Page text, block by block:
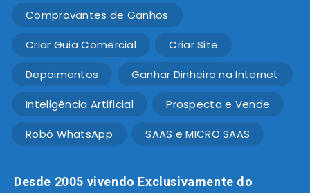
Comprovantes de Ganhos
Criar Guia Comercial Criar Site
Depoimentos Ganhar Dinheiro na Internet
Inteligência Artificial Prospecta e Vende
Robô WhatsApp SAAS e MICRO SAAS
Desde 2005 vivendo Exclusivamente do